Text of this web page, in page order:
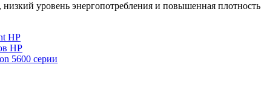
низкий уровень энергопотребления и повышенная плотность
HP
HP
5600 серии